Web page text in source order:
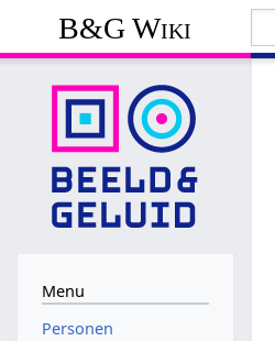
B&G Wiki
Menu
Personen